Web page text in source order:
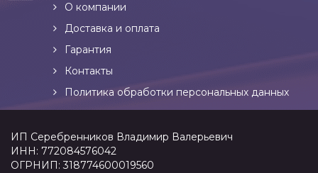
О компании
Доставка и оплата
Гарантия
Контакты
Политика обработки персональных данных
ИП Серебренников Владимир Валерьевич
ИНН: 772084576042
ОГРНИП: 318774600019560